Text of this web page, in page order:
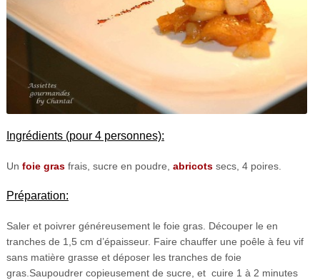
Ingrédients (pour 4 personnes):
Un foie grasfrais, sucre en poudre, abricotssecs, 4 poires.
Préparation:
Saler et poivrer généreusement le foie gras. Découper le en
tranches de 1,5 cm d’épaisseur. Faire chauffer une poêle à feu vif
sans matière grasse et déposer les tranches de foie
gras.Saupoudrer copieusement de sucre, et cuire 1 à 2 minutes